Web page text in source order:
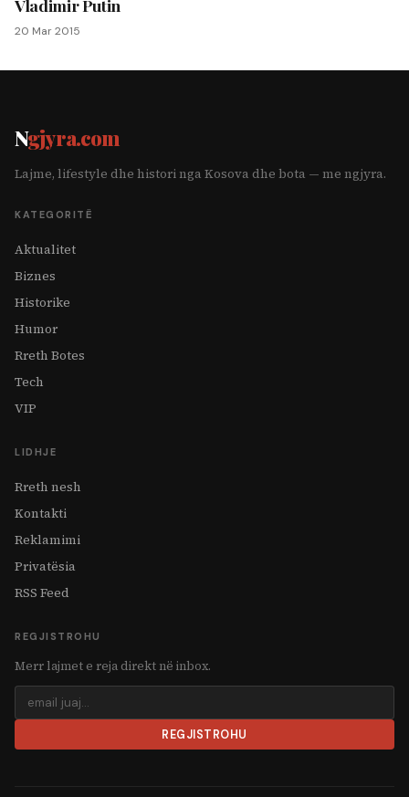
Vladimir Putin
20 Mar 2015
Ngjyra.com
Lajme, lifestyle dhe histori nga Kosova dhe bota — me ngjyra.
KATEGORITË
Aktualitet
Biznes
Historike
Humor
Rreth Botes
Tech
VIP
LIDHJE
Rreth nesh
Kontakti
Reklamimi
Privatësia
RSS Feed
REGJISTROHU
Merr lajmet e reja direkt në inbox.
REGJISTROHU